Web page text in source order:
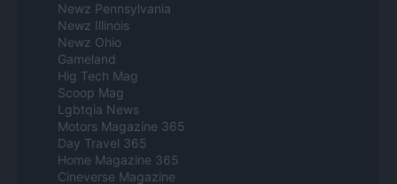
Newz Pennsylvania
Newz Illinois
Newz Ohio
Gameland
Hig Tech Mag
Scoop Mag
Lgbtqia News
Motors Magazine 365
Day Travel 365
Home Magazine 365
Cineverse Magazine